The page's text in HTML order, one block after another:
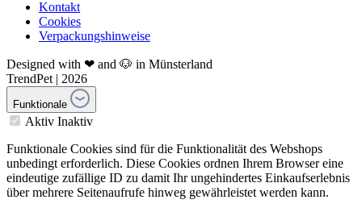
Kontakt
Cookies
Verpackungshinweise
Designed with ❤ and 🐶 in Münsterland
TrendPet | 2026
Funktionale
Aktiv Inaktiv
Funktionale Cookies sind für die Funktionalität des Webshops
unbedingt erforderlich. Diese Cookies ordnen Ihrem Browser eine
eindeutige zufällige ID zu damit Ihr ungehindertes Einkaufserlebnis
über mehrere Seitenaufrufe hinweg gewährleistet werden kann.